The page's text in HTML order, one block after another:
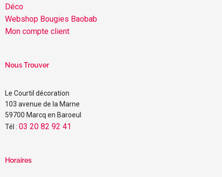
Déco
Webshop Bougies Baobab
Mon compte client
Nous Trouver
Le Courtil décoration
103 avenue de la Marne
59700 Marcq en Baroeul
Tél : 03 20 82 92 41
Horaires